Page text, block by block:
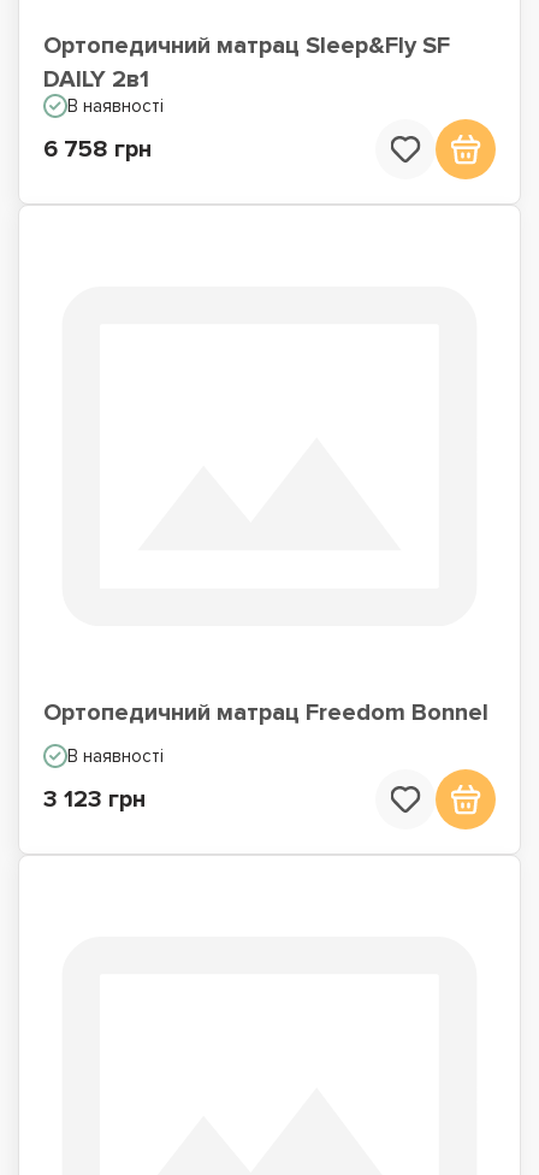
Ортопедичний матрац Sleep&Fly SF
DAILY 2в1
В наявності
6 758 грн
Ортопедичний матрац Freedom Bonnel
В наявності
3 123 грн